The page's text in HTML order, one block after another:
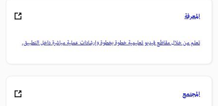
المعرفة
تعلم من خلال مقاطع فيديو تعليمية خطوة بخطوة وإرشادات عملية مباشرة داخل التطبيق.
المجتمع